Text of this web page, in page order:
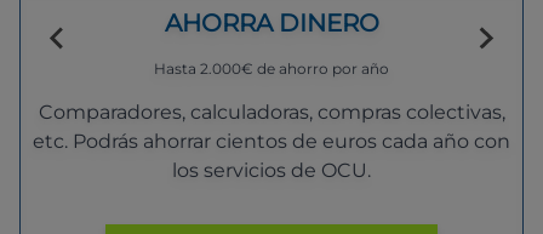
AHORRA DINERO
Hasta 2.000€ de ahorro por año
Comparadores, calculadoras, compras colectivas,
etc. Podrás ahorrar cientos de euros cada año con
los servicios de OCU.